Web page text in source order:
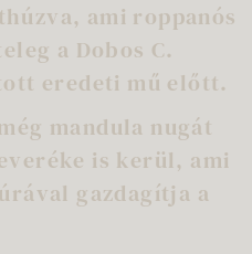
ami roppanós
a Dobos C.
eredeti mű előtt.
mandula nugát
is kerül, ami
gazdagítja a